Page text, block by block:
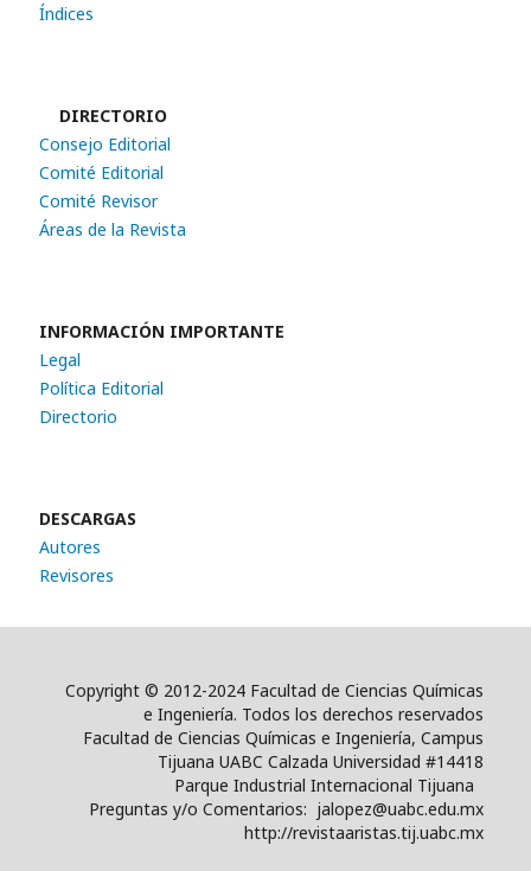
Índices
DIRECTORIO
Consejo Editorial
Comité Editorial
Comité Revisor
Áreas de la Revista
INFORMACIÓN IMPORTANTE
Legal
Política Editorial
Directorio
DESCARGAS
Autores
Revisores
Copyright © 2012-2024 Facultad de Ciencias Químicas
e Ingeniería. Todos los derechos reservados
Facultad de Ciencias Químicas e Ingeniería, Campus
Tijuana UABC Calzada Universidad #14418
Parque Industrial Internacional Tijuana
Preguntas y/o Comentarios: jalopez@uabc.edu.mx
http://revistaaristas.tij.uabc.mx